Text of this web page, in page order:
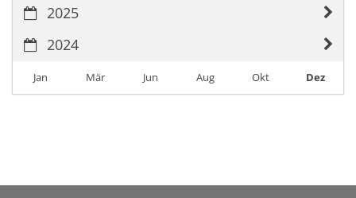
2025
2024
Jan Mär Jun Aug Okt Dez